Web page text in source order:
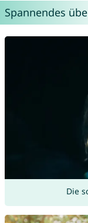
Spannendes
Die